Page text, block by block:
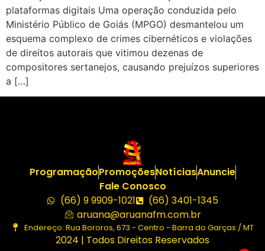
plataformas digitais Uma operação conduzida pelo
Ministério Público de Goiás (MPGO) desmantelou um
esquema complexo de crimes cibernéticos e violações
de direitos autorais que vitimou dezenas de
compositores sertanejos, causando prejuízos superiores
a […]
ProgramaçãoPromoçõesNotíciasAnuncie
Fale Conosco
(66) 9 9909-1021
(66) 3401-1345
aruana@aruanafm.com.br
Endereço: Rua Bororos, 673 - Centro - Barra do Garças / MT
2024 | Todos Direitos Reservados